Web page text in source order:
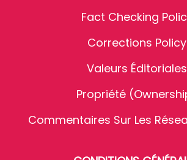
Fact Checking
Corrections Policy
Valeurs Éditoriales
Propriété
Commentaires Sur Les